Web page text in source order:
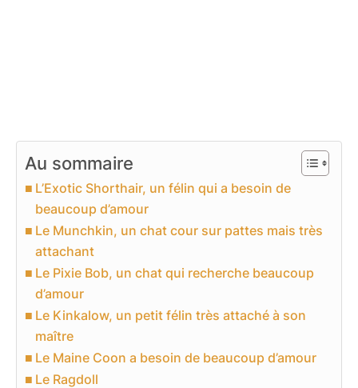
Au sommaire
L’Exotic Shorthair, un félin qui a besoin de
beaucoup d’amour
Le Munchkin, un chat cour sur pattes mais très
attachant
Le Pixie Bob, un chat qui recherche beaucoup
d’amour
Le Kinkalow, un petit félin très attaché à son
maître
Le Maine Coon a besoin de beaucoup d’amour
Le Ragdoll